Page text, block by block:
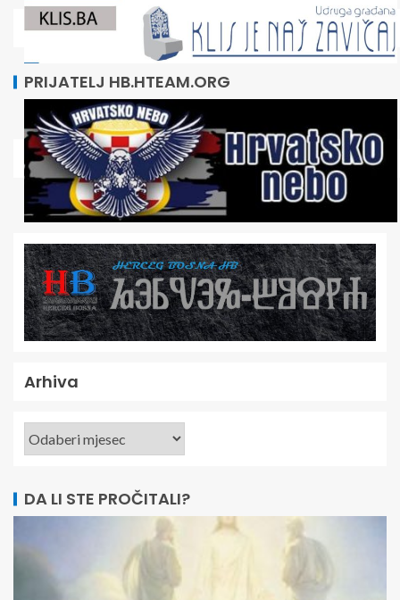
PRIJATELJ HB.HTEAM.ORG
Arhiva
DA LI STE PROČITALI?